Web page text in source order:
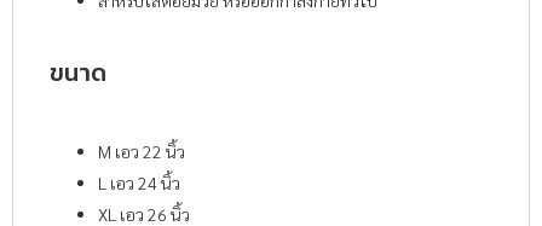
ขนาด
M เอว 22 นิ้ว
L เอว 24 นิ้ว
XL เอว 26 นิ้ว